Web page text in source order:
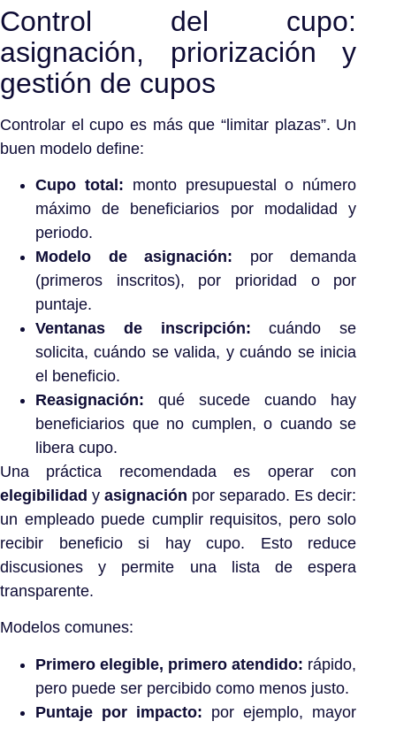
Control del cupo:
asignación, priorización y
gestión de cupos
Controlar el cupo es más que “limitar plazas”. Un
buen modelo define:
Cupo total: monto presupuestal o número
máximo de beneficiarios por modalidad y
periodo.
Modelo de asignación: por demanda
(primeros inscritos), por prioridad o por
puntaje.
Ventanas de inscripción: cuándo se
solicita, cuándo se valida, y cuándo se inicia
el beneficio.
Reasignación: qué sucede cuando hay
beneficiarios que no cumplen, o cuando se
libera cupo.
Una práctica recomendada es operar con
elegibilidad yasignación por separado. Es decir:
un empleado puede cumplir requisitos, pero solo
recibir beneficio si hay cupo. Esto reduce
discusiones y permite una lista de espera
transparente.
Modelos comunes:
Primero elegible, primero atendido: rápido,
pero puede ser percibido como menos justo.
Puntaje por impacto: por ejemplo, mayor